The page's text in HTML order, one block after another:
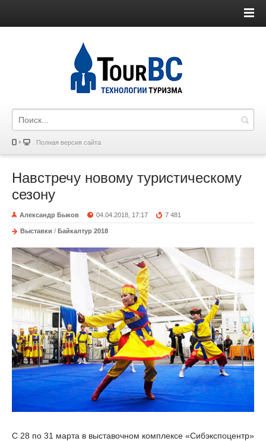
Полная версия сайта
Навстречу новому туристическому
сезону
Александр Быков 04.04.2018, 17:17 7 481
Выставки / Байкалтур 2018
С 28 по 31 марта в выставочном комплексе «Сибэкспоцентр»